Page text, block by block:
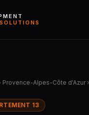
Provence-Alpes-Côte d'Azur›
13